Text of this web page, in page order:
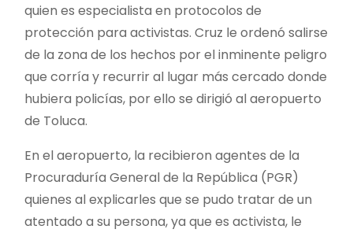
quien es especialista en protocolos de
protección para activistas. Cruz le ordenó salirse
de la zona de los hechos por el inminente peligro
que corría y recurrir al lugar más cercado donde
hubiera policías, por ello se dirigió al aeropuerto
de Toluca.
En el aeropuerto, la recibieron agentes de la
Procuraduría General de la República (PGR)
quienes al explicarles que se pudo tratar de un
atentado a su persona, ya que es activista, le